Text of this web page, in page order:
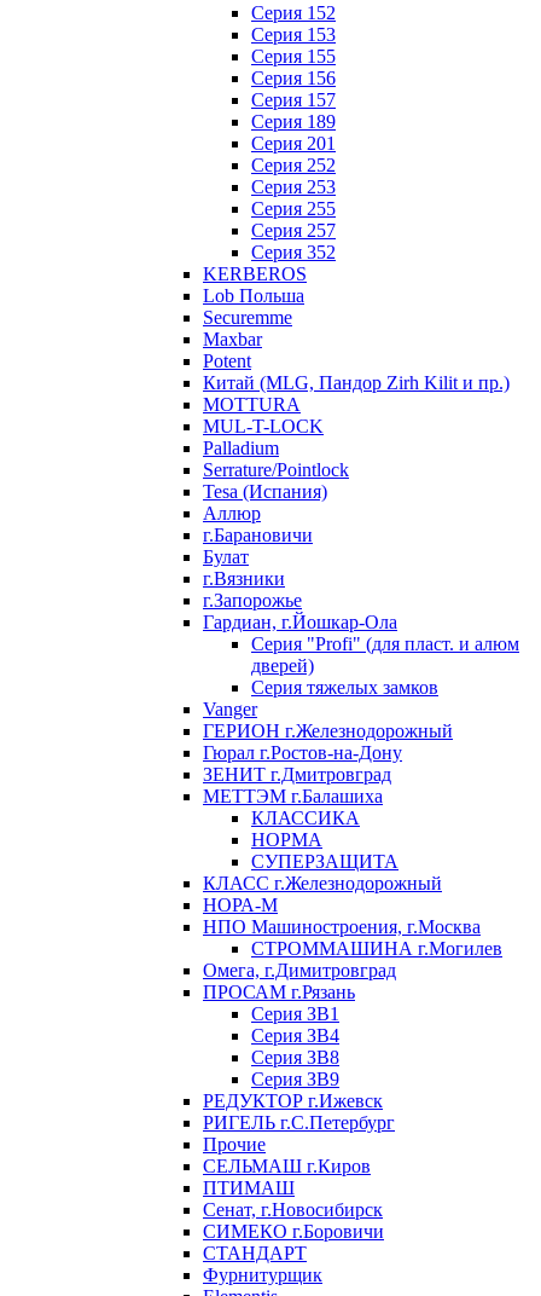
Серия 152
Серия 153
Серия 155
Серия 156
Серия 157
Серия 189
Серия 201
Серия 252
Серия 253
Серия 255
Серия 257
Серия 352
KERBEROS
Lob Польша
Securemme
Maxbar
Potent
Китай (MLG, Пандор Zirh Kilit и пр.)
MOTTURA
MUL-T-LOCK
Palladium
Serrature/Pointlock
Tesa (Испания)
Аллюр
г.Барановичи
Булат
г.Вязники
г.Запорожье
Гардиан, г.Йошкар-Ола
Серия "Profi" (для пласт. и алюм
дверей)
Серия тяжелых замков
Vanger
ГЕРИОН г.Железнодорожный
Гюрал г.Ростов-на-Дону
ЗЕНИТ г.Дмитровград
МЕТТЭМ г.Балашиха
КЛАССИКА
НОРМА
СУПЕРЗАЩИТА
КЛАСС г.Железнодорожный
НОРА-М
НПО Машиностроения, г.Москва
СТРОММАШИНА г.Могилев
Омега, г.Димитровград
ПРОСАМ г.Рязань
Серия ЗВ1
Серия ЗВ4
Серия ЗВ8
Серия ЗВ9
РЕДУКТОР г.Ижевск
РИГЕЛЬ г.С.Петербург
Прочие
СЕЛЬМАШ г.Киров
ПТИМАШ
Сенат, г.Новосибирск
СИМЕКО г.Боровичи
СТАНДАРТ
Фурнитурщик